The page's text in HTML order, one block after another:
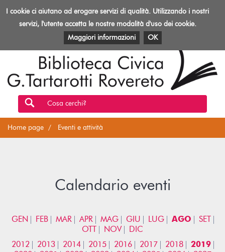
Toggle
Biblioteca
Rovereto
EVENTI E ATTIVITÀ PATRIMONIO E RISORSE
Cosa cerchi?
Home page Eventi e attività
Calendario eventi
GEN FEB MAR APR MAG GIU LUG AGO
SET
OTT
NOV
DIC
2012
2013 2014 2015 2016 2017 2018
2019
I cookie ci aiutano ad erogare servizi di qualità. Utilizzando i nostri
servizi, l'utente accetta le nostre modalità d'uso dei cookie.
Maggiori informazioni
OK